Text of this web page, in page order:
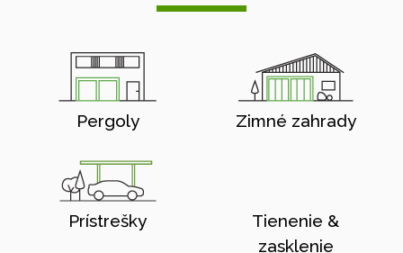
Pergoly Zimné zahrady
Prístrešky
Tienenie &
zasklenie